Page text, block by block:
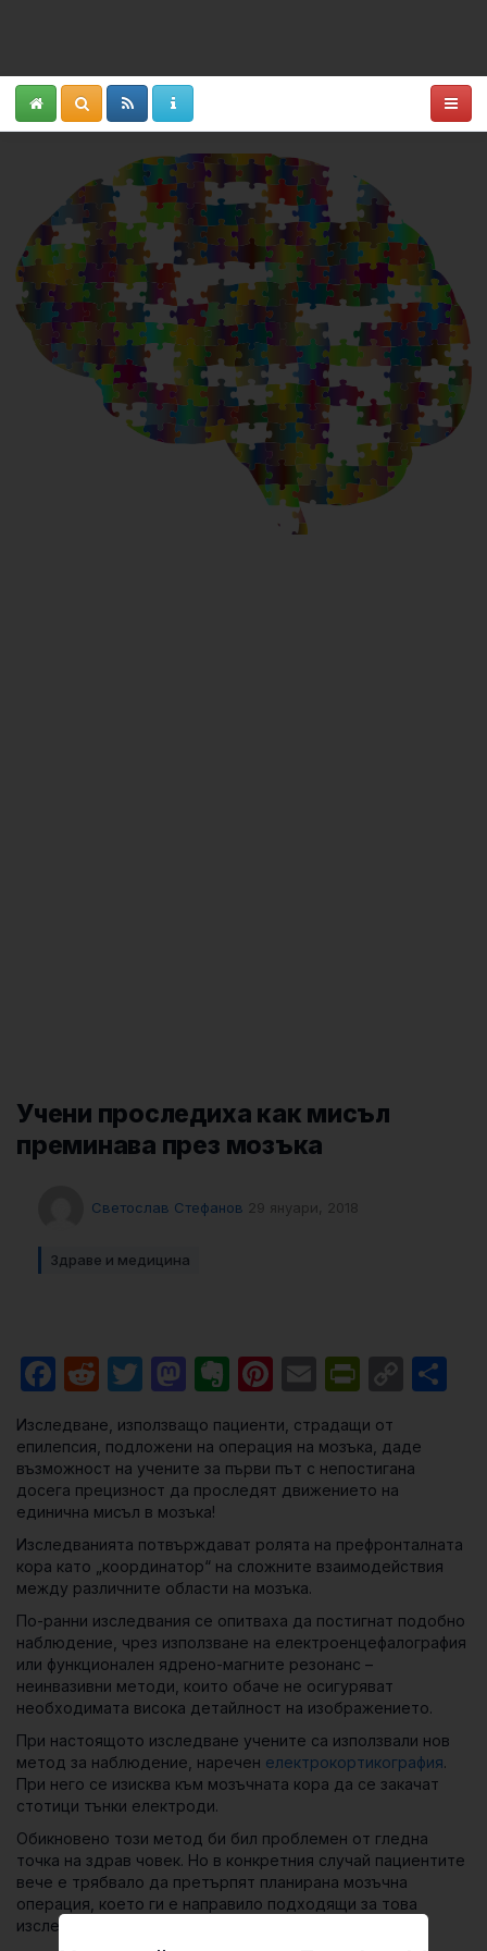
Учени проследиха как мисъл
преминава през мозъка
Светослав Стефанов 29 януари, 2018
Здраве и медицина
Facebook
RedditTwitter
Mastodon
Evernote
Pinterest
Email
Изследване, използващо пациенти, страдащи от
епилепсия, подложени на операция на мозъка, даде
възможност на учените за първи път с непостигана
досега прецизност да проследят движението на
единична мисъл в мозъка!
Изследванията потвърждават ролята на префронталната
кора като „координатор“ на сложните взаимодействия
между различните области на мозъка.
По-ранни изследвания се опитваха да постигнат подобно
наблюдение, чрез използване на електроенцефалография
или функционален ядрено-магните резонанс –
неинвазивни методи, които обаче не осигуряват
необходимата висока детайлност на изображението.
При настоящото изследване учените са използвали нов
метод за наблюдение, наречен електрокортикография.
При него се изисква към мозъчната кора да се закачат
стотици тънки електроди.
Обикновено този метод би бил проблемен от гледна
точка на здрав човек. Но в конкретния случай пациентите
вече е трябвало да претърпят планирана мозъчна
операция, което ги е направило подходящи за това
изследване.